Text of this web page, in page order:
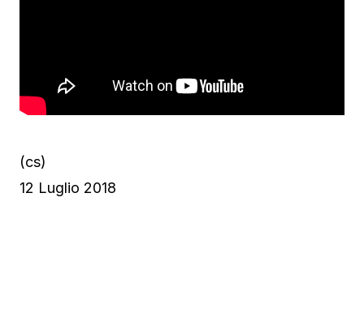
(cs)
12 Luglio 2018